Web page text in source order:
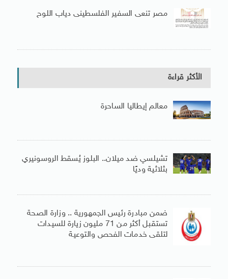
مصر تنعى السفير الفلسطينى دياب اللوح
الأكثر قراءة
معالم إيطاليا الساحرة
تشيلسي ضد ميلان.. البلوز يُسقط الروسونيري
بثلاثية وديًا
ضمن مبادرة رئيس الجمهورية .. وزارة الصحة
تستقبل أكثر من 71 مليون زيارة للسيدات
لتلقى خدمات الفحص والتوعية